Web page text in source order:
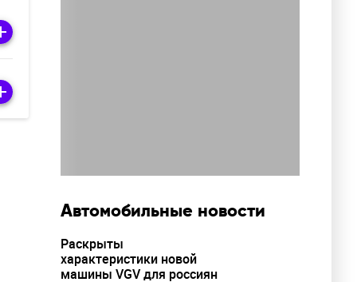
Автомобильные новости
Раскрыты
характеристики новой
машины VGV для россиян